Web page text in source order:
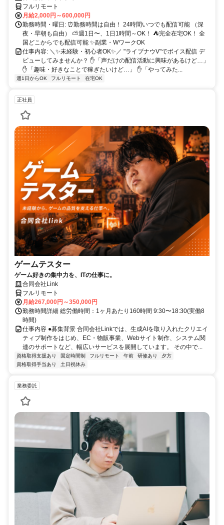
フルリモート
月給2,000円～600,000円
勤務時間・曜日: ⏰勤務時間は自由！ 24時間いつでも配信可能 （深
夜・早朝も自由） ⛅週1日〜、1日1時間～OK！ ⛺完全在宅OK！ 全
国どこからでも配信可能 ✨副業・WワークOK
仕事内容: ＼✨未経験・初心者OK✨／ "ライブナウV"でボイス配信 デ
ビューしてみませんか？ ✋「声だけの配信活動に興味があるけど…」
✋「趣味・好きなことで稼ぎたいけど…」 ✋「やってみた...
週1日からOK フルリモート 在宅OK
正社員
ゲームテスター
ゲーム好きの集中力を、ITの仕事に。
合同会社Link
フルリモート
月給267,000円～350,000円
勤務時間詳細 総労働時間：1ヶ月あたり160時間 9:30〜18:30(実働8
時間)
仕事内容 ●募集背景 合同会社Linkでは、生成AIを取り入れたクリエイ
ティブ制作をはじめ、EC・物販事業、Webサイト制作、システム関
連のサポートなど、幅広いサービスを展開しています。 その中で...
資格取得支援あり 固定時間制 フルリモート 午前 研修あり
夕方
資格取得手当あり
土日祝休み
業務委託